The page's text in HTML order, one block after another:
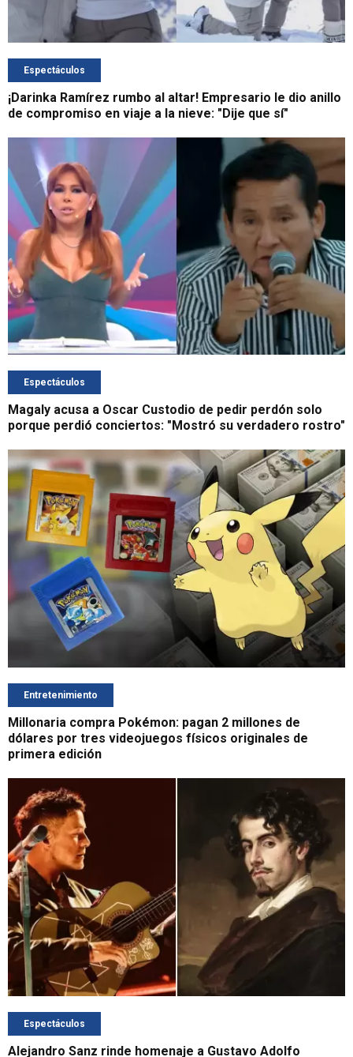
Espectáculos
¡Darinka Ramírez rumbo al altar! Empresario le dio anillo
de compromiso en viaje a la nieve: "Dije que sí"
Espectáculos
Magaly acusa a Oscar Custodio de pedir perdón solo
porque perdió conciertos: "Mostró su verdadero rostro"
Entretenimiento
Millonaria compra Pokémon: pagan 2 millones de
dólares por tres videojuegos físicos originales de
primera edición
Espectáculos
Alejandro Sanz rinde homenaje a Gustavo Adolfo